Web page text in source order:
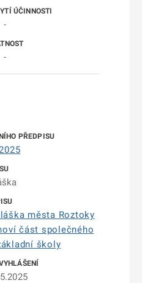
-
-
města Roztoky
část společného
školy